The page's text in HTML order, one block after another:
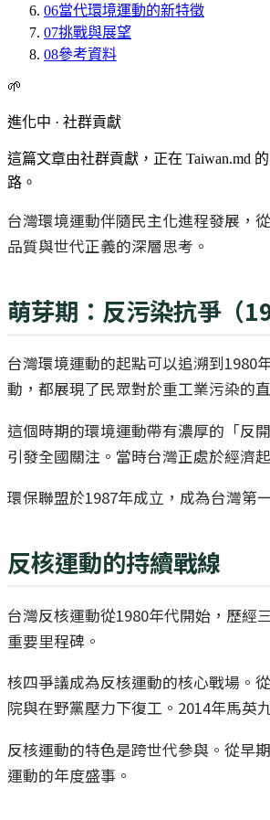
06當代環境運動的新特徵
07挑戰與展望
08參考資料
🌱
進化中 · 社群貢獻
這篇文章由社群貢獻，正在 Taiwan.md
路。
台灣環境運動伴隨民主化進程發展，
品質與世代正義的深層思考。
萌芽期：反污染抗爭（
台灣環境運動的起點可以追溯到1980
動，都展現了民眾對於重工業污染的
這個時期的環境運動帶有濃厚的「反
引發全國關注。當時台灣正處於經濟
環保聯盟於1987年成立，成為台灣第
反核運動的持續戰線
台灣反核運動從1980年代開始，歷經
重要里程碑。
核四爭議成為反核運動的核心戰場。
院與在野黨壓力下復工。2014年馬英
反核運動的特色是跨世代參與。從早
運動的年度盛事。